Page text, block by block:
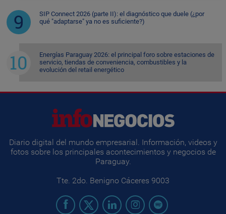
SIP Connect 2026 (parte II): el diagnóstico que duele (¿por
qué "adaptarse" ya no es suficiente?)
Energías Paraguay 2026: el principal foro sobre estaciones de
servicio, tiendas de conveniencia, combustibles y la
evolución del retail energético
Diario digital del mundo empresarial. Información, videos y
fotos sobre los principales acontecimientos y negocios de
Paraguay.
Tte. 2do. Benigno Cáceres 9003